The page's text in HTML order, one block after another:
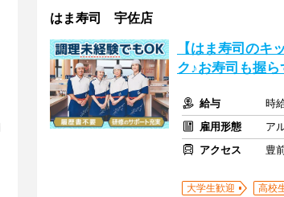
はま寿司 宇佐店
【はま寿司のキ
ク♪お寿司も握
給与
時
雇用形態
ア
アクセス
豊
大学生歓迎 高校